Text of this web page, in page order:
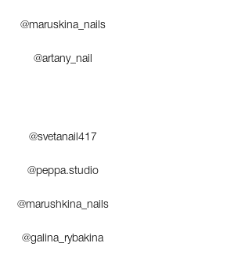
@maruskina_nails
@artany_nail
@svetanail417
@peppa.studio
@marushkina_nails
@galina_rybakina